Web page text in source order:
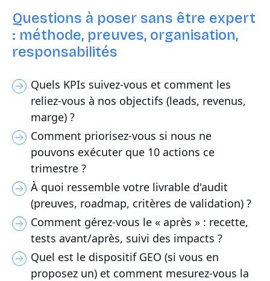
Questions à poser sans être expert
: méthode, preuves, organisation,
responsabilités
Quels KPIs suivez-vous et comment les
reliez-vous à nos objectifs (leads, revenus,
marge) ?
Comment priorisez-vous si nous ne
pouvons exécuter que 10 actions ce
trimestre ?
À quoi ressemble votre livrable d'audit
(preuves, roadmap, critères de validation) ?
Comment gérez-vous le « après » : recette,
tests avant/après, suivi des impacts ?
Quel est le dispositif GEO (si vous en
proposez un) et comment mesurez-vous la